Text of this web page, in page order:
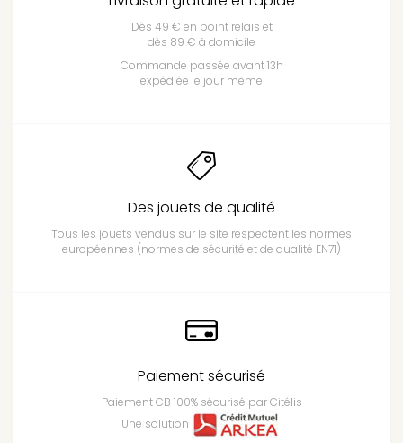
Dès 49 € en point relais et
dès 89 € à domicile
Commande passée avant 13h
expédiée le jour même
Des jouets de qualité
Tous les jouets vendus sur le site respectent les normes
européennes (normes de sécurité et de qualité EN71)
Paiement sécurisé
Paiement CB 100% sécurisé par Citélis
Une solution